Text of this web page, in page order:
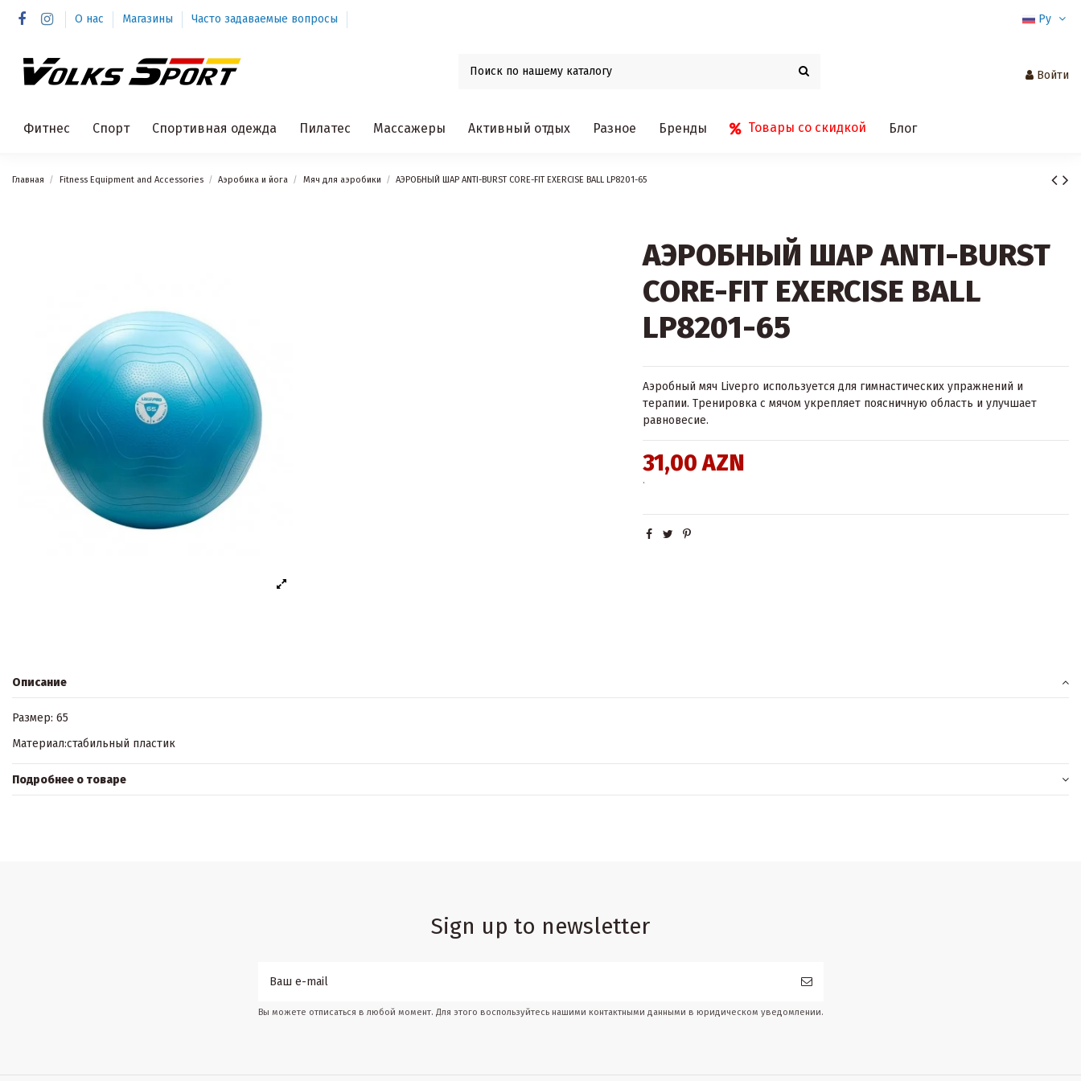
О нас Магазины Часто задаваемые вопросы Ру
Войти
Фитнес Спорт Спортивная одежда Пилатес Массажеры Активный отдых Разное Бренды Товары со скидкой Блог
Главная Fitness Equipment and Accessories Аэробика и йога Мяч для аэробики АЭРОБНЫЙ ШАР ANTI-BURST CORE-FIT EXERCISE BALL LP8201-65
АЭРОБНЫЙ ШАР ANTI-BURST
CORE-FIT EXERCISE BALL
LP8201-65
Аэробный мяч Livepro используется для гимнастических упражнений и
терапии. Тренировка с мячом укрепляет поясничную область и улучшает
равновесие.
31,00 AZN
.
Описание
Размер: 65
Материал:стабильный пластик
Подробнее о товаре
Sign up to newsletter
Вы можете отписаться в любой момент. Для этого воспользуйтесь нашими контактными данными в юридическом уведомлении.